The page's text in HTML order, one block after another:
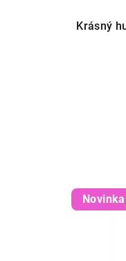
Krásný
Novinka